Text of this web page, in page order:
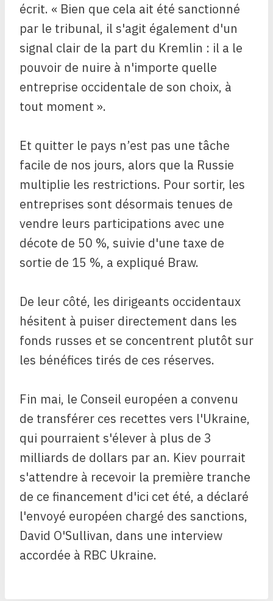
écrit. « Bien que cela ait été sanctionné
par le tribunal, il s'agit également d'un
signal clair de la part du Kremlin : il a le
pouvoir de nuire à n'importe quelle
entreprise occidentale de son choix, à
tout moment ».
Et quitter le pays n’est pas une tâche
facile de nos jours, alors que la Russie
multiplie les restrictions. Pour sortir, les
entreprises sont désormais tenues de
vendre leurs participations avec une
décote de 50 %, suivie d'une taxe de
sortie de 15 %, a expliqué Braw.
De leur côté, les dirigeants occidentaux
hésitent à puiser directement dans les
fonds russes et se concentrent plutôt sur
les bénéfices tirés de ces réserves.
Fin mai, le Conseil européen a convenu
de transférer ces recettes vers l'Ukraine,
qui pourraient s'élever à plus de 3
milliards de dollars par an. Kiev pourrait
s'attendre à recevoir la première tranche
de ce financement d'ici cet été, a déclaré
l'envoyé européen chargé des sanctions,
David O'Sullivan, dans une interview
accordée à RBC Ukraine.